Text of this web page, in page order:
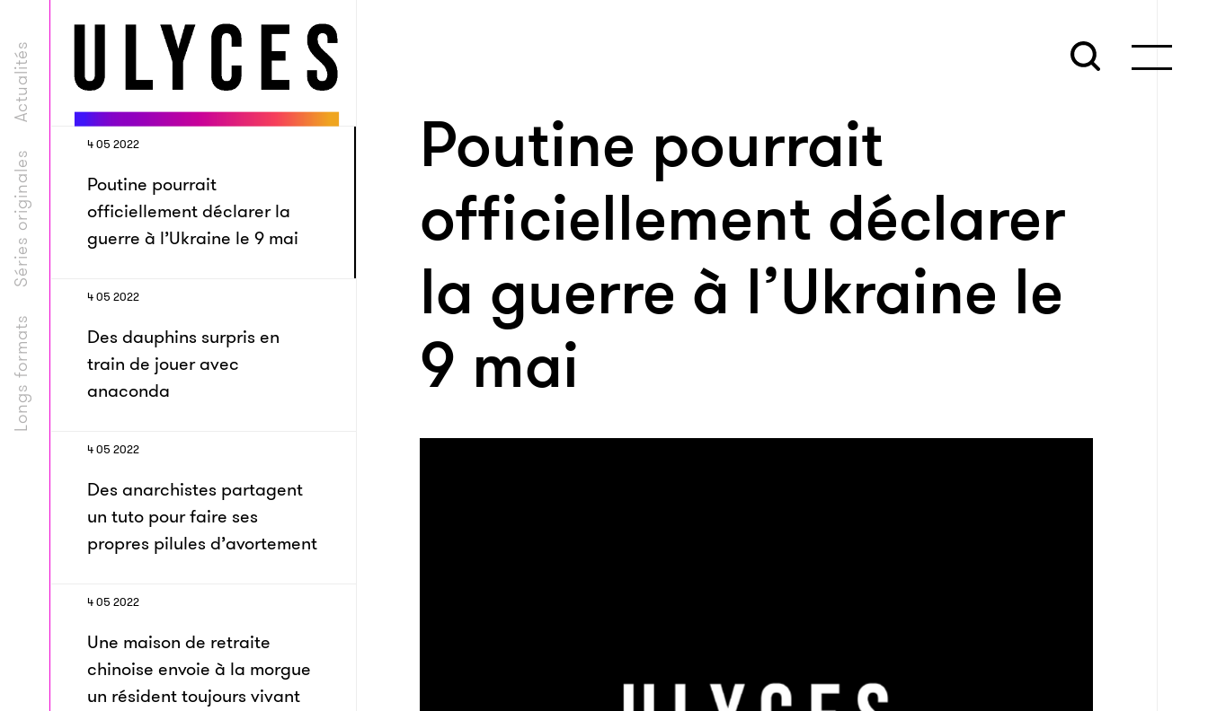
Longs formats
Séries originales
Actualités
4 05 2022
Poutine pourrait
officiellement déclarer la
guerre à l’Ukraine le 9 mai
4 05 2022
Des dauphins surpris en
train de jouer avec
anaconda
4 05 2022
Des anarchistes partagent
un tuto pour faire ses
propres pilules d’avortement
4 05 2022
Une maison de retraite
chinoise envoie à la morgue
un résident toujours vivant
Poutine pourrait
officiellement déclarer
la guerre à l’Ukraine le
9 mai